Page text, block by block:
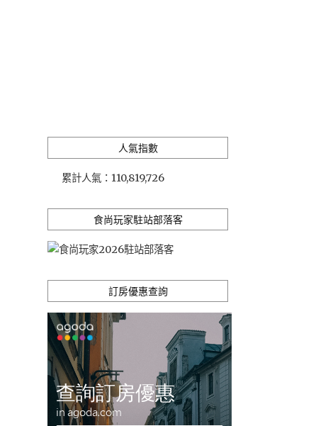
人氣指數
累計人氣： 110,819,726
食尚玩家駐站部落客
訂房優惠查詢